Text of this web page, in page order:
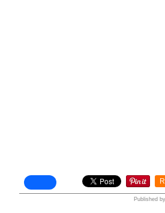
Published